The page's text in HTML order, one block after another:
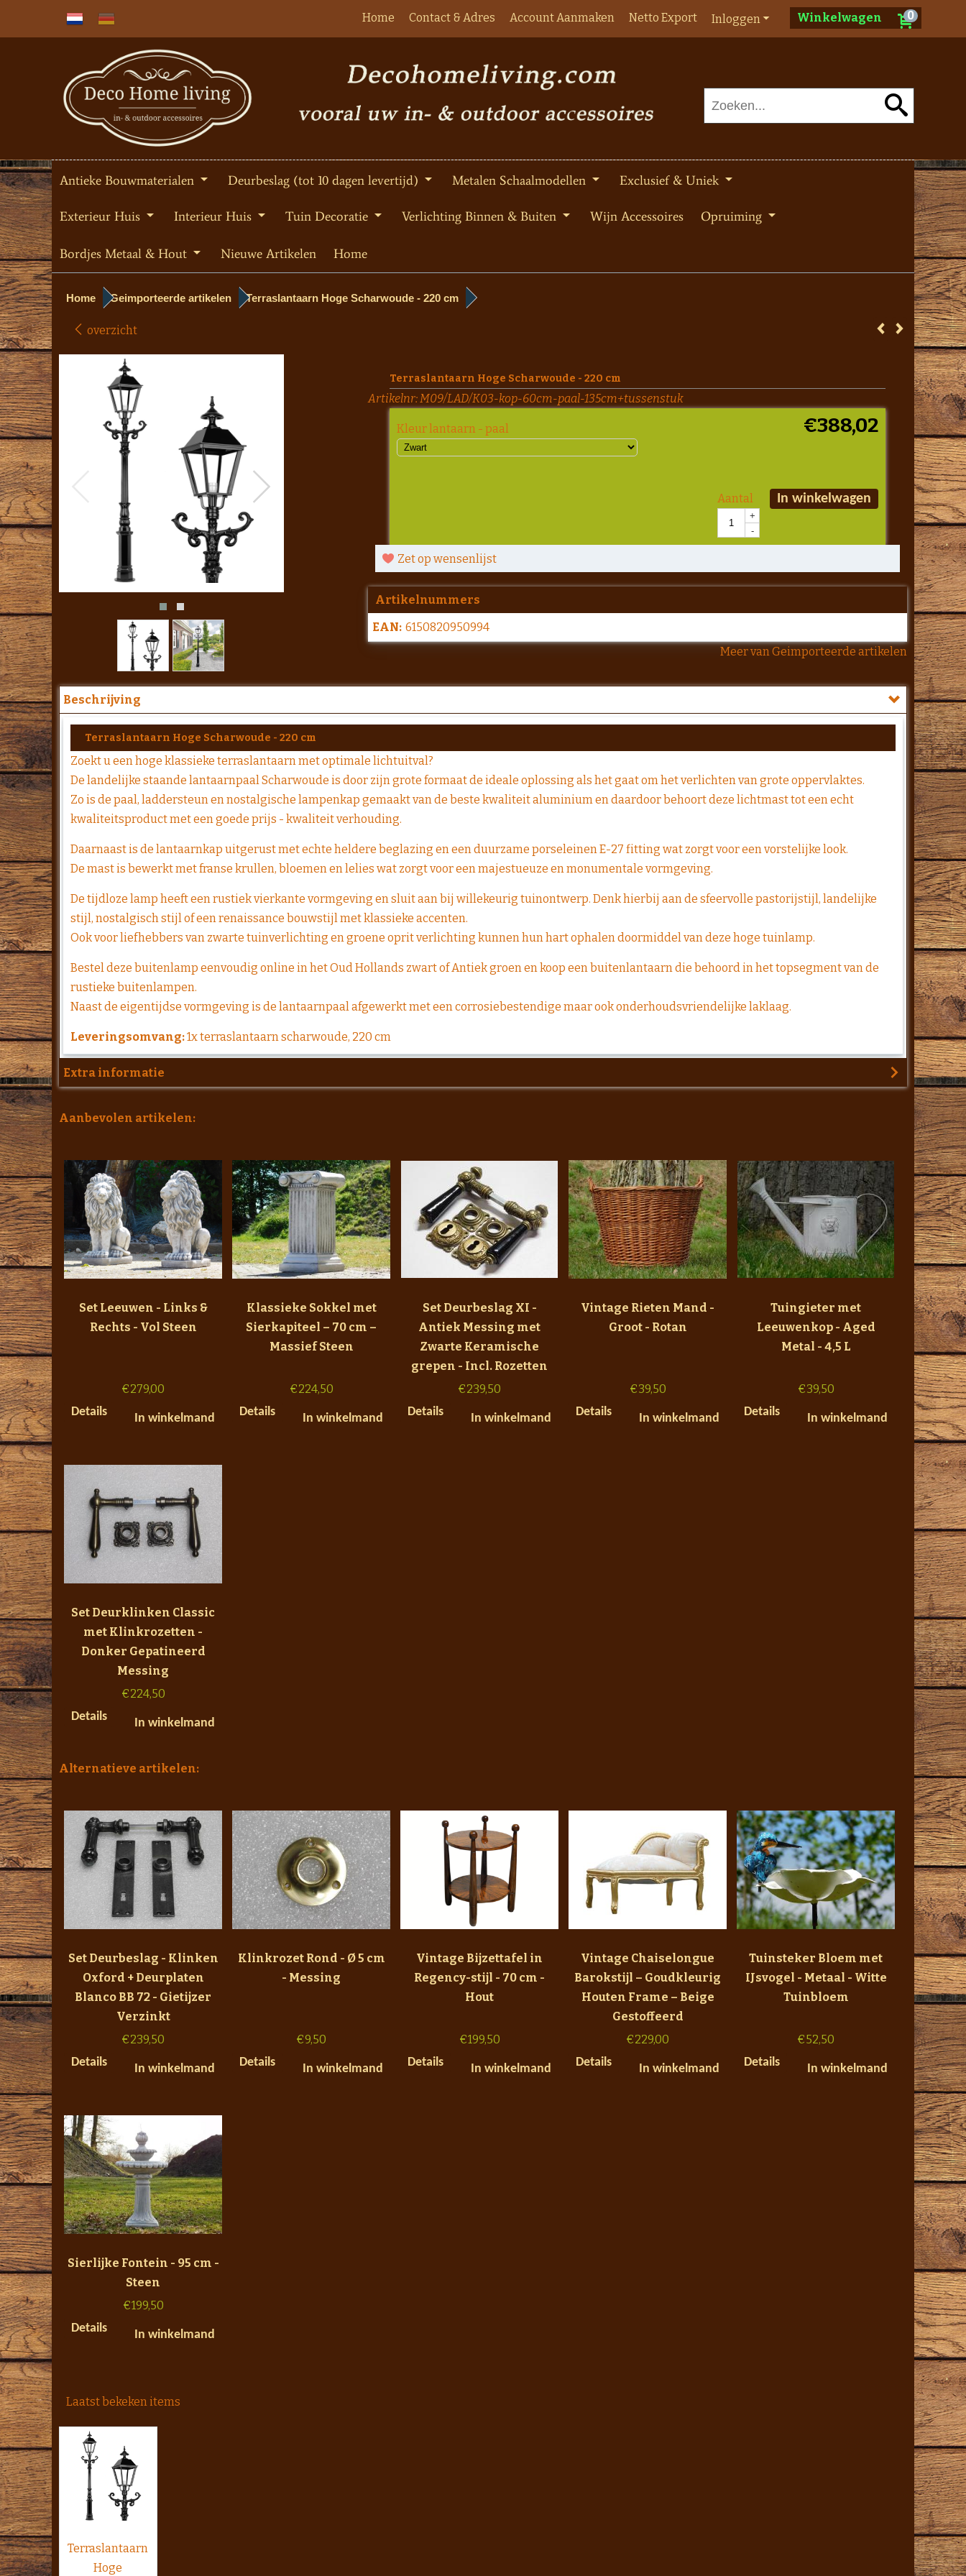
Winkelwagen 0
Inloggen
Home Contact & Adres Account Aanmaken Netto Export
Antieke Bouwmaterialen Deurbeslag (tot 10 dagen levertijd) Metalen Schaalmodellen Exclusief & Uniek
Exterieur Huis Interieur Huis Tuin Decoratie Verlichting Binnen & Buiten Wijn Accessoires Opruiming
Bordjes Metaal & Hout Nieuwe Artikelen Home
Home Geimporteerde artikelen Terraslantaarn Hoge Scharwoude - 220 cm
overzicht
Terraslantaarn Hoge Scharwoude - 220 cm
Artikelnr:M09/LAD/K03-kop-60cm-paal-135cm+tussenstuk
€388,02
Kleur lantaarn - paal
Aantal
+
-
In winkelwagen
Zet op wensenlijst
Artikelnummers
EAN: 6150820950994
Meer van Geimporteerde artikelen
Beschrijving
Terraslantaarn Hoge Scharwoude - 220 cm
Zoekt u een hoge klassieke terraslantaarn met optimale lichtuitval?
De landelijke staande lantaarnpaal Scharwoude is door zijn grote formaat de ideale oplossing als het gaat om het verlichten van grote oppervlaktes.
Zo is de paal, laddersteun en nostalgische lampenkap gemaakt van de beste kwaliteit aluminium en daardoor behoort deze lichtmast tot een echt
kwaliteitsproduct met een goede prijs - kwaliteit verhouding.
Daarnaast is de lantaarnkap uitgerust met echte heldere beglazing en een duurzame porseleinen E-27 fitting wat zorgt voor een vorstelijke look.
De mast is bewerkt met franse krullen, bloemen en lelies wat zorgt voor een majestueuze en monumentale vormgeving.
De tijdloze lamp heeft een rustiek vierkante vormgeving en sluit aan bij willekeurig tuinontwerp. Denk hierbij aan de sfeervolle pastorijstijl, landelijke
stijl, nostalgisch stijl of een renaissance bouwstijl met klassieke accenten.
Ook voor liefhebbers van zwarte tuinverlichting en groene oprit verlichting kunnen hun hart ophalen doormiddel van deze hoge tuinlamp.
Bestel deze buitenlamp eenvoudig online in het Oud Hollands zwart of Antiek groen en koop een buitenlantaarn die behoord in het topsegment van de
rustieke buitenlampen.
Naast de eigentijdse vormgeving is de lantaarnpaal afgewerkt met een corrosiebestendige maar ook onderhoudsvriendelijke laklaag.
Leveringsomvang:1x terraslantaarn scharwoude, 220 cm
Extra informatie
Aanbevolen artikelen:
Set Leeuwen - Links &
Rechts - Vol Steen
€279,00
Details
In winkelmand
Klassieke Sokkel met
Sierkapiteel – 70 cm –
Massief Steen
€224,50
Details
In winkelmand
Set Deurbeslag XI -
Antiek Messing met
Zwarte Keramische
grepen - Incl. Rozetten
€239,50
Details
In winkelmand
Vintage Rieten Mand -
Groot - Rotan
€39,50
Details
In winkelmand
Tuingieter met
Leeuwenkop - Aged
Metal - 4,5 L
€39,50
Details
In winkelmand
Set Deurklinken Classic
met Klinkrozetten -
Donker Gepatineerd
Messing
€224,50
Details
In winkelmand
Alternatieve artikelen:
Set Deurbeslag - Klinken
Oxford + Deurplaten
Blanco BB 72 - Gietijzer
Verzinkt
€239,50
Details
In winkelmand
Klinkrozet Rond - Ø 5 cm
- Messing
€9,50
Details
In winkelmand
Vintage Bijzettafel in
Regency-stijl - 70 cm -
Hout
€199,50
Details
In winkelmand
Vintage Chaiselongue
Barokstijl – Goudkleurig
Houten Frame – Beige
Gestoffeerd
€229,00
Details
In winkelmand
Tuinsteker Bloem met
IJsvogel - Metaal - Witte
Tuinbloem
€52,50
Details
In winkelmand
Sierlijke Fontein - 95 cm -
Steen
€199,50
Details
In winkelmand
Laatst bekeken items
Terraslantaarn
Hoge